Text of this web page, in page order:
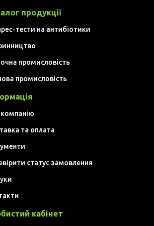
продукції
тести на антибіотики
промисловість
промисловість
та оплата
статус замовлення
кабінет